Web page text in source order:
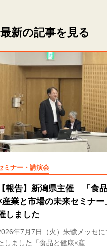
最新の記事を見る
ミナー・講演会
【報告】新潟県主催 「食
産業と市場の未来セミナー
しました
年7月7日（火）朱鷺メッセに
しました「食品と健康×産…